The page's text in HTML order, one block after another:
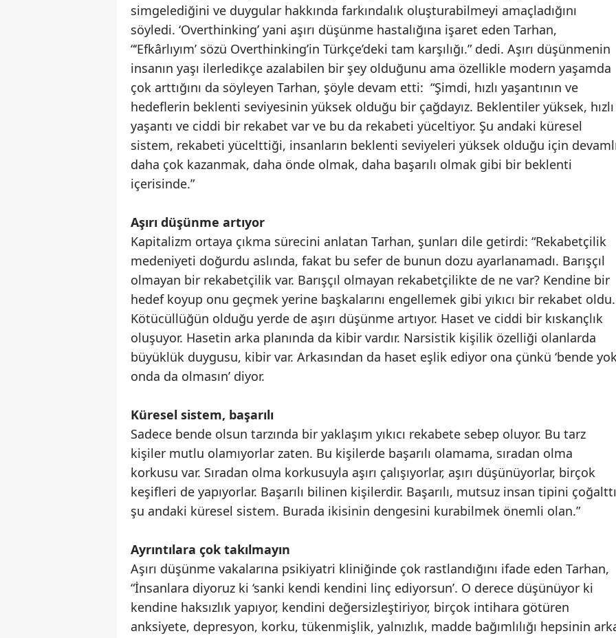
simgelediğini ve duygular hakkında farkındalık oluşturabilmeyi amaçladığını
söyledi. ‘Overthinking’ yani aşırı düşünme hastalığına işaret eden Tarhan,
“‘Efkârlıyım’ sözü Overthinking’in Türkçe’deki tam karşılığı.” dedi. Aşırı düşünmenin
insanın yaşı ilerledikçe azalabilen bir şey olduğunu ama özellikle modern yaşamda
çok arttığını da söyleyen Tarhan, şöyle devam etti: “Şimdi, hızlı yaşantının ve
hedeflerin beklenti seviyesinin yüksek olduğu bir çağdayız. Beklentiler yüksek, hızlı
yaşantı ve ciddi bir rekabet var ve bu da rekabeti yüceltiyor. Şu andaki küresel
sistem, rekabeti yücelttiği, insanların beklenti seviyeleri yüksek olduğu için
daha çok kazanmak, daha önde olmak, daha başarılı olmak gibi bir beklenti
içerisinde.”
Aşırı düşünme artıyor
Kapitalizm ortaya çıkma sürecini anlatan Tarhan, şunları dile getirdi: “Rekabetçilik
medeniyeti doğurdu aslında, fakat bu sefer de bunun dozu ayarlanamadı. Barışçıl
olmayan bir rekabetçilik var. Barışçıl olmayan rekabetçilikte de ne var? Kendine bir
hedef koyup onu geçmek yerine başkalarını engellemek gibi yıkıcı bir rekabet oldu.
Kötücüllüğün olduğu yerde de aşırı düşünme artıyor. Haset ve ciddi bir kıskançlık
oluşuyor. Hasetin arka planında da kibir vardır. Narsistik kişilik özelliği olanlarda
büyüklük duygusu, kibir var. Arkasından da haset eşlik ediyor ona çünkü ‘bende
onda da olmasın’ diyor.
Küresel sistem, başarılı
Sadece bende olsun tarzında bir yaklaşım yıkıcı rekabete sebep oluyor. Bu tarz
kişiler mutlu olamıyorlar zaten. Bu kişilerde başarılı olamama, sıradan olma
korkusu var. Sıradan olma korkusuyla aşırı çalışıyorlar, aşırı düşünüyorlar, birçok
keşifleri de yapıyorlar. Başarılı bilinen kişilerdir. Başarılı, mutsuz insan tipini çoğalttı
şu andaki küresel sistem. Burada ikisinin dengesini kurabilmek önemli olan.”
Ayrıntılara çok takılmayın
Aşırı düşünme vakalarına psikiyatri kliniğinde çok rastlandığını ifade eden Tarhan,
“İnsanlara diyoruz ki ‘sanki kendi kendini linç ediyorsun’. O derece düşünüyor ki
kendine haksızlık yapıyor, kendini değersizleştiriyor, birçok intihara götüren
anksiyete, depresyon, korku, tükenmişlik, yalnızlık, madde bağımlılığı hepsinin